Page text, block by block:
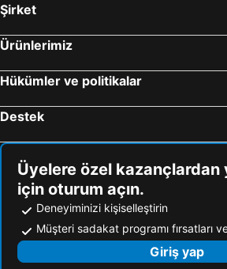
Şirket
Ürünlerimiz
Hükümler ve politikalar
Destek
Üyelere özel kazançlardan
için oturum açın.
Deneyiminizi kişiselleştirin
Müşteri sadakat programı fırsatları
Giriş yap